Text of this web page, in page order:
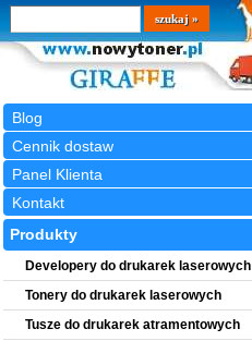
Blog
Cennik dostaw
Panel Klienta
Kontakt
Wyszukiwarka
szukaj
Produkty
Developery do drukarek laserowych
Tonery do drukarek laserowych
Tusze do drukarek atramentowych